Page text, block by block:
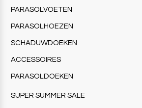
PARASOLVOETEN
PARASOLHOEZEN
SCHADUWDOEKEN
ACCESSOIRES
PARASOLDOEKEN
SUPER SUMMER SALE